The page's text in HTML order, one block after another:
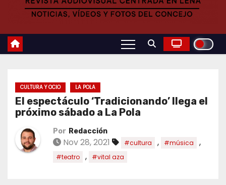
CULTURA Y OCIO LA POLA
El espectáculo ‘Tradicionando’ llega el
próximo sábado a La Pola
Por Redacción
Nov 28, 2021 #cultura , #música ,
#teatro , #vital aza